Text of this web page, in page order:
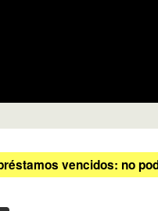
vencidos: no